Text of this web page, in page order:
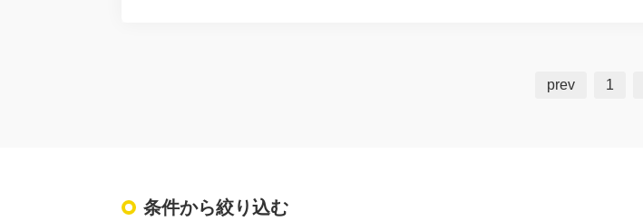
prev 1
条件から絞り込む